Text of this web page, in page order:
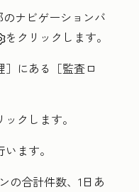
ナビゲーションバ
をクリックします。
にある［監査ロ
クします。
ます。
の合計件数、1日あ